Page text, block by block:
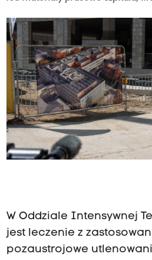
W Oddziale Intensywnej
jest leczenie z
pozaustrojowe